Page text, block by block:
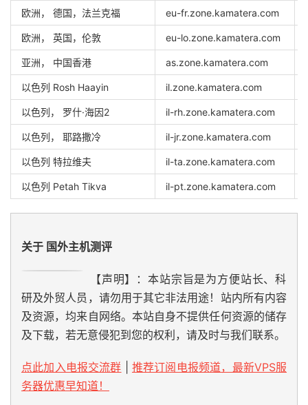
欧洲， 德国，法兰克福 eu-fr.zone.kamatera.com
欧洲， 英国，伦敦 eu-lo.zone.kamatera.com
亚洲， 中国香港 as.zone.kamatera.com
以色列 Rosh Haayin il.zone.kamatera.com
以色列， 罗什·海因2 il-rh.zone.kamatera.com
以色列， 耶路撒冷 il-jr.zone.kamatera.com
以色列 特拉维夫 il-ta.zone.kamatera.com
以色列 Petah Tikva il-pt.zone.kamatera.com
关于 国外主机测评
【声明】：本站宗旨是为方便站长、科
研及外贸人员，请勿用于其它非法用途！站内所有内容
及资源，均来自网络。本站自身不提供任何资源的储存
及下载，若无意侵犯到您的权利，请及时与我们联系。
点此加入电报交流群
推荐订阅电报频道，最新VPS服
务器优惠早知道！